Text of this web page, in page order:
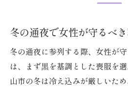
冬の通夜で女性が守るべ
冬の通夜に参列する際、女性が
は、まず黒を基調とした喪服を
山市の冬は冷え込みが厳しいた